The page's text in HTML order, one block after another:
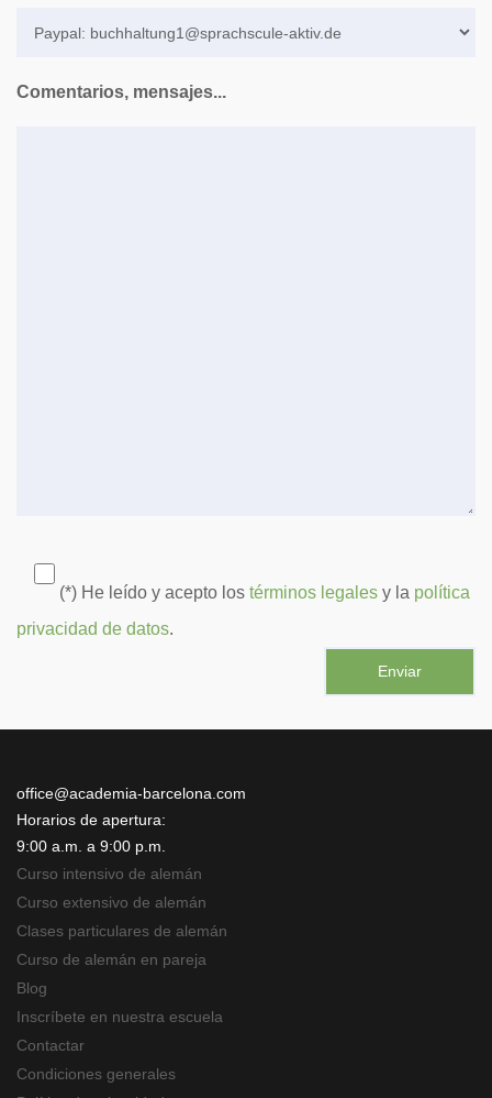
Comentarios, mensajes...
(*) He leído y acepto los términos legales y la política
privacidad de datos.
office@academia-barcelona.com
Horarios de apertura:
9:00 a.m. a 9:00 p.m.
Curso intensivo de alemán
Curso extensivo de alemán
Clases particulares de alemán
Curso de alemán en pareja
Blog
Inscríbete en nuestra escuela
Contactar
Condiciones generales